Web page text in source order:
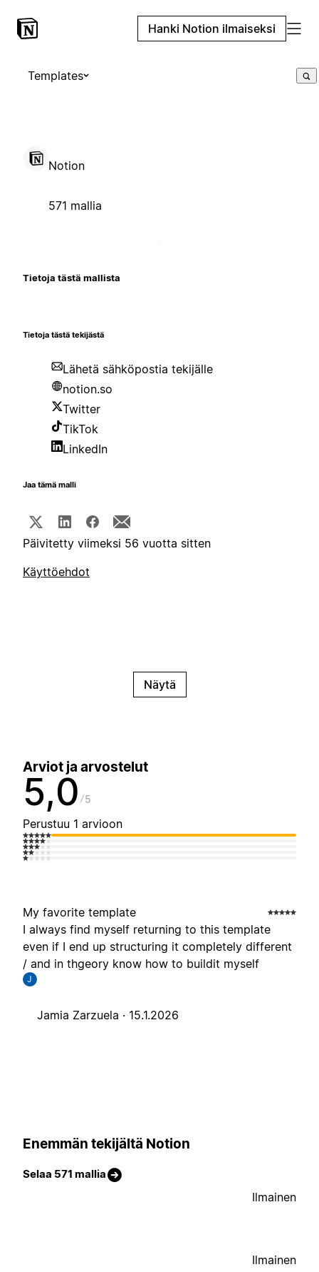
Hanki Notion ilmaiseksi
Templates
Notion
571 mallia
Tietoja tästä mallista
Tietoja tästä tekijästä
Lähetä sähköpostia tekijälle
notion.so
Twitter
TikTok
LinkedIn
Jaa tämä malli
Päivitetty viimeksi 56 vuotta sitten
Käyttöehdot
Näytä
Arviot ja arvostelut
5,0 5
Perustuu 1 arvioon
My favorite template
I always find myself returning to this template
even if I end up structuring it completely different
/ and in thgeory know how to buildit myself
J
Jamia Zarzuela · 15.1.2026
Enemmän tekijältä Notion
Selaa 571 mallia
Ilmainen
Ilmainen